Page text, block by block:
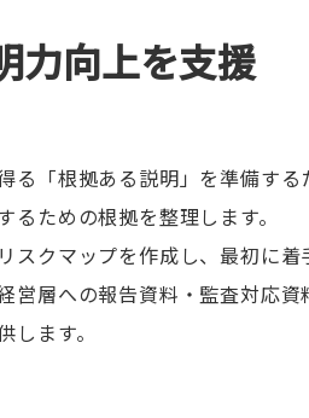
力向上を支援
る「根拠ある説明」を準備する
ための根拠を整理します。
スクマップを作成し、最初に着
営層への報告資料・監査対応資
ます。